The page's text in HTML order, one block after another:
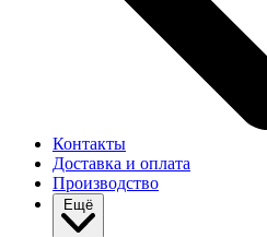
Контакты
Доставка и оплата
Производство